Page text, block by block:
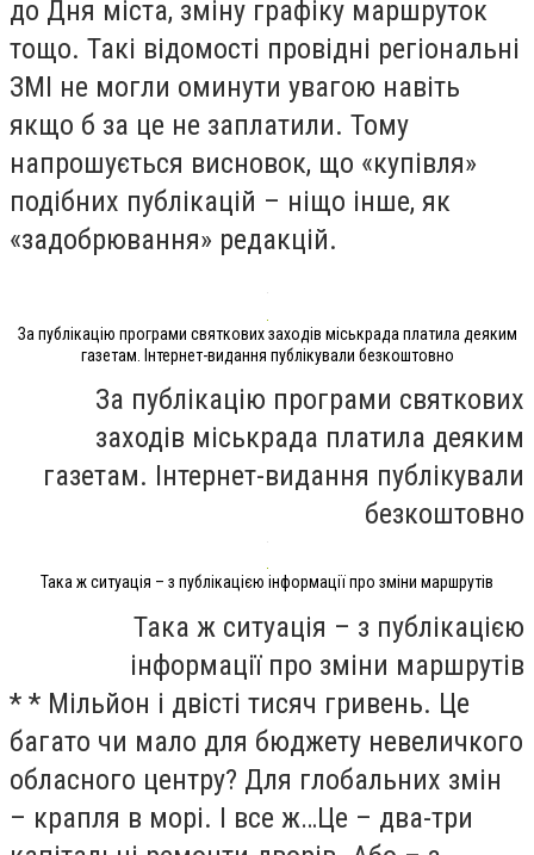
до Дня міста, зміну графіку маршруток
тощо. Такі відомості провідні регіональні
ЗМІ не могли оминути увагою навіть
якщо б за це не заплатили. Тому
напрошується висновок, що «купівля»
подібних публікацій – ніщо інше, як
«задобрювання» редакцій.
За публікацію програми святкових заходів міськрада платила деяким
газетам. Інтернет-видання публікували безкоштовно
За публікацію програми святкових
заходів міськрада платила деяким
газетам. Інтернет-видання публікували
безкоштовно
Така ж ситуація – з публікацією інформації про зміни маршрутів
Така ж ситуація – з публікацією
інформації про зміни маршрутів
* * Мільйон і двісті тисяч гривень. Це
багато чи мало для бюджету невеличкого
обласного центру? Для глобальних змін
– крапля в морі. І все ж…Це – два-три